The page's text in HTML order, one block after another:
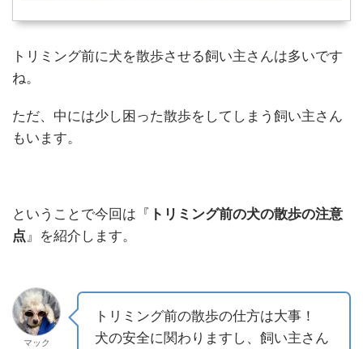
トリミング前に犬を散歩させる飼い主さんは多いです
ね。
ただ、中には少し困った散歩をしてしまう飼い主さん
もいます。
ということで今回は『 トリミング前の犬の散歩の注意
点』を紹介します。
マック
トリミング前の散歩の仕方は大事！
犬の安全に関わりますし、飼い主さん